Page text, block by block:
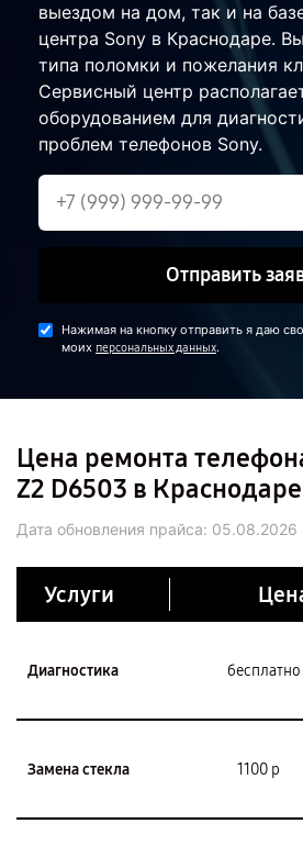
выездом на дом, так и на
центра Sony в Краснодаре.
типа поломки и пожелания
Сервисный центр
оборудованием для
проблем телефонов Sony.
Отправить
Нажимая на кнопку отправить я даю
моих персональных данных.
Цена ремонта
Z2 D6503 в Краснодаре
Дата обновления прайса: 05.08.2026
Услуги
Диагностика бесплатно
Замена стекла 1100 р